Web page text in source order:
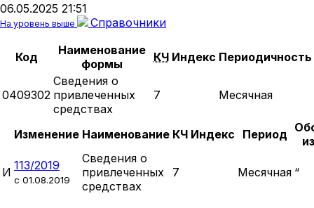
06.05.2025 21:51
На уровень выше Справочники
Код
Наименование
формы
КЧ Индекс Периодичность
0409302
Сведения о
привлеченных
средствах
7 Месячная
Изменение Наименование КЧ Индекс Период
И 113/2019
c 01.08.2019
Сведения о
привлеченных
средствах
7 Месячная “